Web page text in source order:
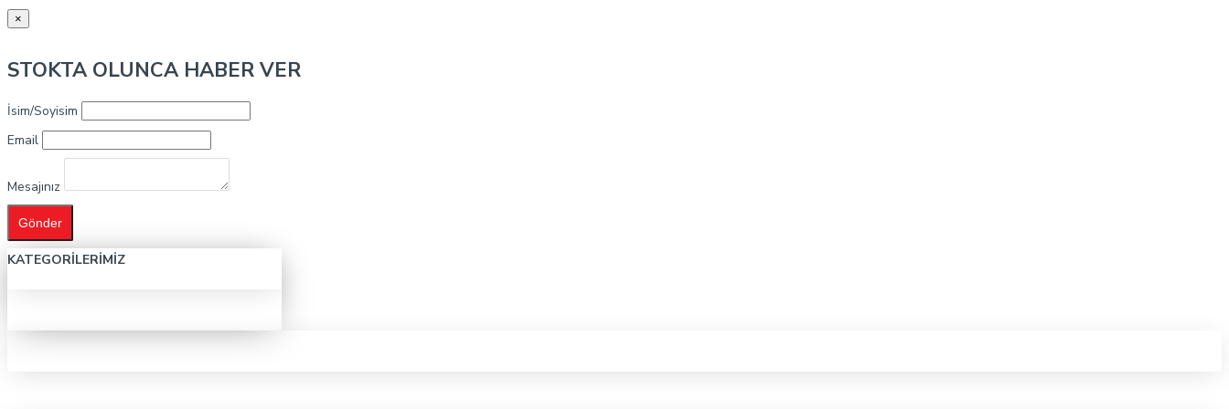
×
STOKTA OLUNCA HABER VER
İsim/Soyisim
Email
Mesajınız
Gönder
KATEGORILERIMIZ